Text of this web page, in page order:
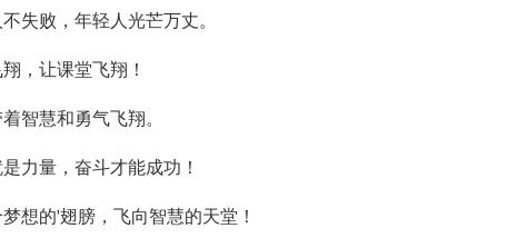
败，年轻人光芒万丈。
，让课堂飞翔！
慧和勇气飞翔。
量，奋斗才能成功！
的'翅膀，飞向智慧的天堂！